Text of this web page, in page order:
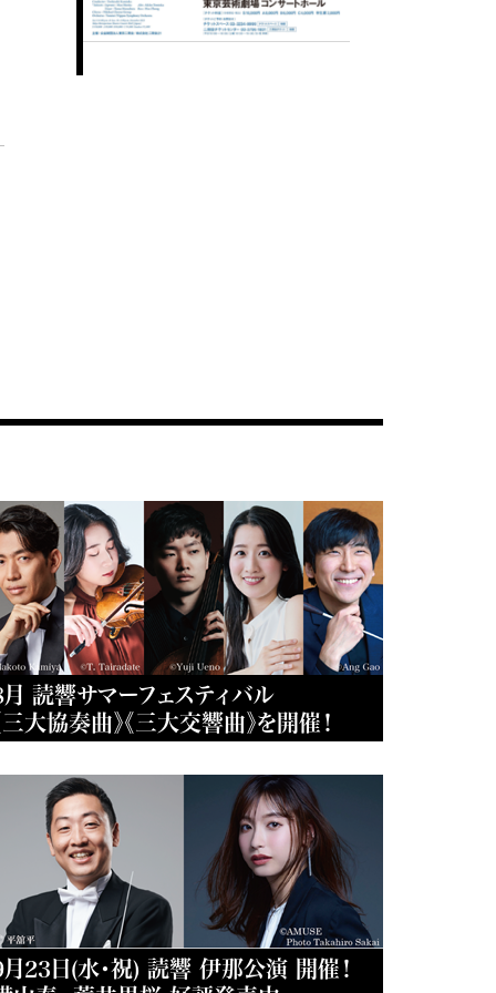
読響サマーフェスティバル
三大協奏曲》《三大交響曲》を開催！
23日(水・祝) 読響 伊那公演 開催！